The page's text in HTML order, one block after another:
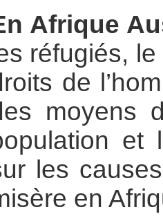
Afrique
réfugiés,
de
moyens
et
les
en